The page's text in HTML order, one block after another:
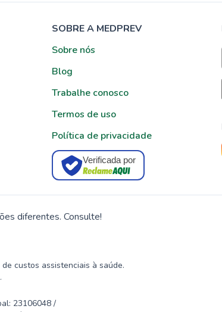
SOBRE A MEDPREV
Sobre nós
Blog
Trabalhe conosco
Termos de uso
Política de privacidade
Verificada por
diferentes. Consulte!
custos assistenciais à saúde.
23106048 /